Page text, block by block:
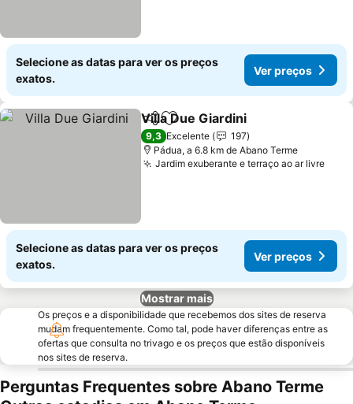
Selecione as datas para ver os preços
exatos.
Ver preços
PartilharAdicionar aos favoritos
Villa Due Giardini
9,3 Excelente
197
Pádua, a 6.8 km de Abano Terme
Jardim exuberante e terraço ao ar livre
Selecione as datas para ver os preços
exatos.
Ver preços
Mostrar mais
Os preços e a disponibilidade que recebemos dos sites de reserva
mudam frequentemente. Como tal, pode haver diferenças entre as
ofertas que consulta no trivago e os preços que estão disponíveis
nos sites de reserva.
Perguntas Frequentes sobre Abano Terme